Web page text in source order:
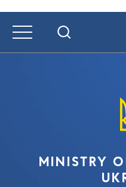
MINISTRY